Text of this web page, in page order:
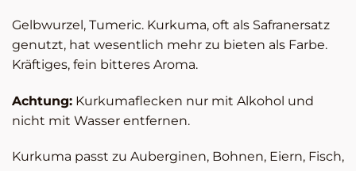
Gelbwurzel, Tumeric. Kurkuma, oft als Safranersatz
genutzt, hat wesentlich mehr zu bieten als Farbe.
Kräftiges, fein bitteres Aroma.
Achtung: Kurkumaflecken nur mit Alkohol und
nicht mit Wasser entfernen.
Kurkuma passt zu Auberginen, Bohnen, Eiern, Fisch,